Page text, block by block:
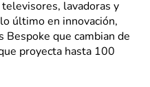
lavadoras y
último en innovación,
Bespoke que cambian de
proyecta hasta 100